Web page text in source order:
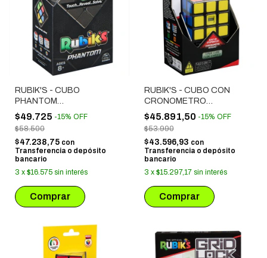
RUBIK'S - CUBO
PHANTOM
(33617/6064647)
$49.725 -15% OFF
$58.500
$47.238,75 con
Transferencia o depósito
bancario
3 x $16.575 sin interés
RUBIK'S - CUBO CON
CRONOMETRO
INCORPORADO (10984)
$45.891,50 -15% OFF
$53.990
$43.596,93 con
Transferencia o depósito
bancario
3 x $15.297,17 sin interés